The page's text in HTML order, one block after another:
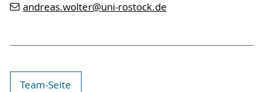
andreas.wolter@uni-rostock.de
Team-Seite